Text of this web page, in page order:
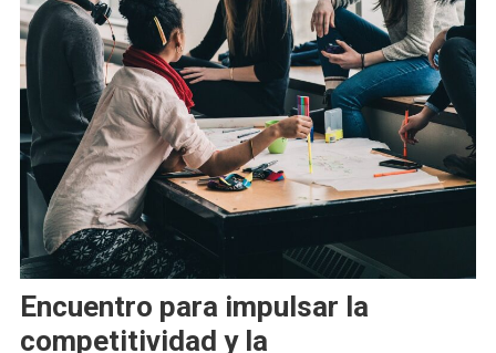
Encuentro para impulsar la
competitividad y la